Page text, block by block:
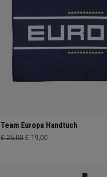
Team Europa Handtuch
£ 25,00 £ 19,00